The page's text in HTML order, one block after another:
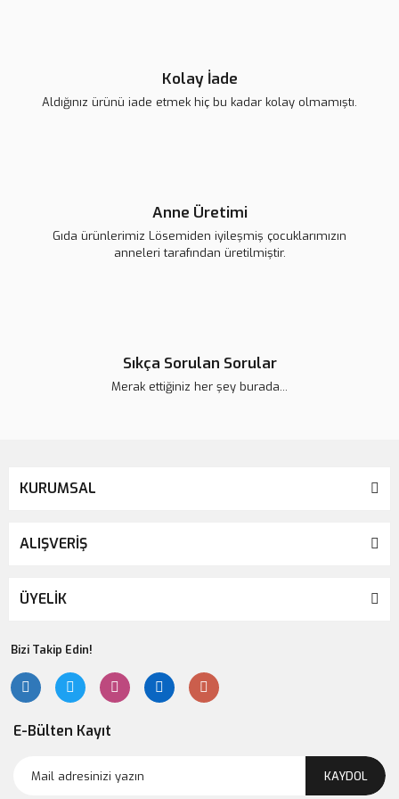
139,00 TL
Kolay İade
Aldığınız ürünü iade etmek hiç bu kadar kolay olmamıştı.
Anne Üretimi
Gıda ürünlerimiz Lösemiden iyileşmiş çocuklarımızın
anneleri tarafından üretilmiştir.
Sıkça Sorulan Sorular
Merak ettiğiniz her şey burada...
KURUMSAL
ALIŞVERİŞ
ÜYELİK
Bizi Takip Edin!
E-Bülten Kayıt
KAYDOL